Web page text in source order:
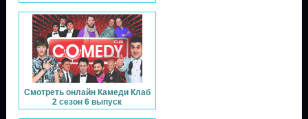
Смотреть онлайн Камеди Клаб
2 сезон 6 выпуск